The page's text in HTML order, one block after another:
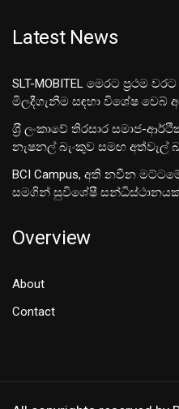
Latest News
SLT-MOBITEL මෙරට ප්‍රථම
මිලදීගැනීම සඳහා විශේෂ වෙබ්
ශ‍්‍රී ලංකාවේ තිරසාර සමාජ-
නැෂනල් බැංකුව සමඟ අත්වැල්
BCI Campus, අති නවීන
සමගින් සුවිශේෂී
Overview
About
Contact